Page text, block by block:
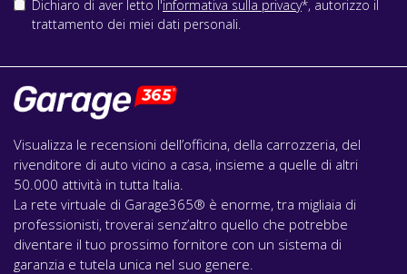
Dichiaro di aver letto l'informativa sulla privacy*, autorizzo il
trattamento dei miei dati personali.
Visualizza le recensioni dell’officina, della carrozzeria, del
rivenditore di auto vicino a casa, insieme a quelle di altri
50.000 attività in tutta Italia.
La rete virtuale di Garage365® è enorme, tra migliaia di
professionisti, troverai senz’altro quello che potrebbe
diventare il tuo prossimo fornitore con un sistema di
garanzia e tutela unica nel suo genere.